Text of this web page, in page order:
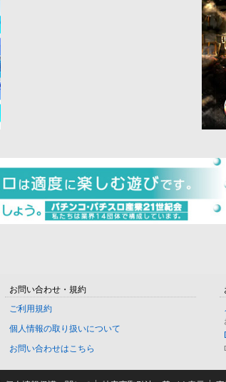
お問い合わせ・規約
ご利用規約
個人情報の取り扱いについて
お問い合わせはこちら